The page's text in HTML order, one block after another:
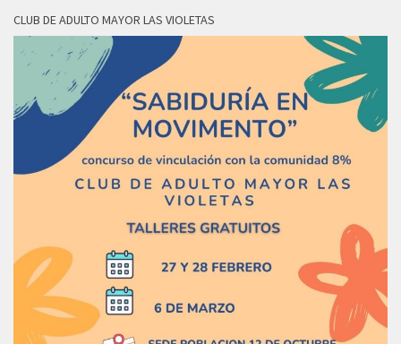
CLUB DE ADULTO MAYOR LAS VIOLETAS